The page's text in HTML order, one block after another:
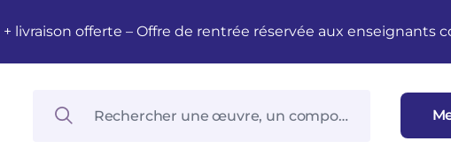
livraison offerte – Offre de rentrée réservée aux enseignants